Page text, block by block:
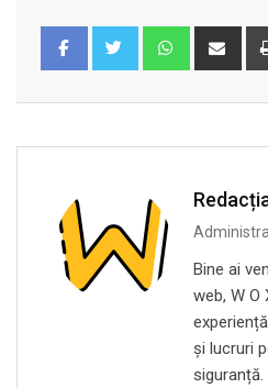
Whatsapp
Bine ai
web, W O
și lucruri
siguranță.